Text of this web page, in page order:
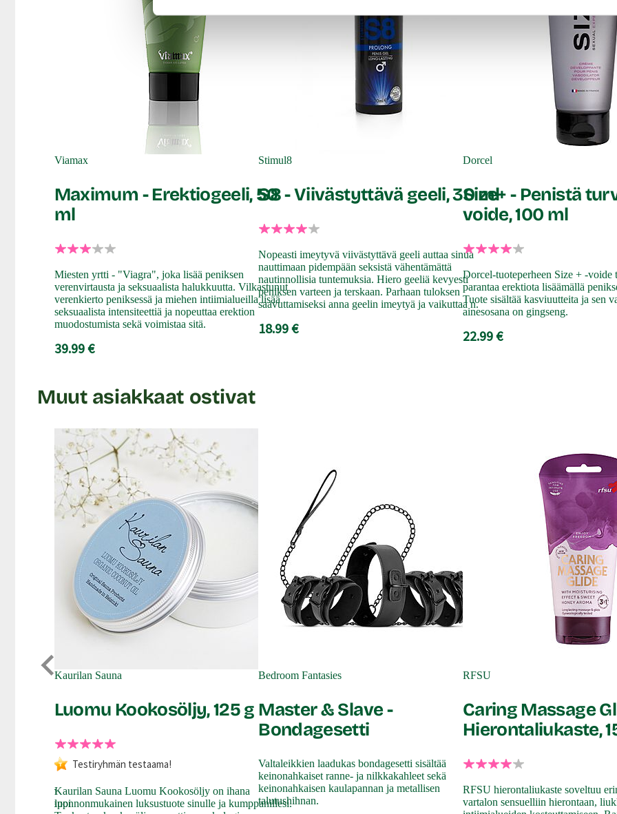
Viamax
Maximum - Erektiogeeli, 50
ml
Miesten yrtti - "Viagra", joka lisää peniksen
verenvirtausta ja seksuaalista halukkuutta. Vilkastunut
verenkierto peniksessä ja miehen intiimialueilla lisää
seksuaalista intensiteettiä ja nopeuttaa erektion
muodostumista sekä voimistaa sitä.
39.99 €
Stimul8
S8 - Viivästyttävä geeli, 30 ml
Nopeasti imeytyvä viivästyttävä geeli auttaa sinua
nauttimaan pidempään seksistä vähentämättä
nautinnollisia tuntemuksia. Hiero geeliä kevyesti
peniksen varteen ja terskaan. Parhaan tuloksen
saavuttamiseksi anna geelin imeytyä ja vaikuttaa n.
18.99 €
Dorcel
Size+ - Penistä
voide, 100 ml
Dorcel-tuoteperheen Size + -voide
parantaa erektiota lisäämällä
Tuote sisältää kasviuutteita ja sen
ainesosana on gingseng.
22.99 €
Muut asiakkaat ostivat
saa hymyn
anaalitappi
Kaurilan Sauna
Luomu Kookosöljy, 125 g
Testiryhmän testaama!
Kaurilan Sauna Luomu Kookosöljy on ihana
luonnonmukainen luksustuote sinulle ja kumppanillesi.
Bedroom Fantasies
Master & Slave -
Bondagesetti
Valtaleikkien laadukas bondagesetti sisältää
keinonahkaiset ranne- ja nilkkakahleet sekä
keinonahkaisen kaulapannan ja metallisen
talutushihnan.
RFSU
Caring Massage
Hierontaliukaste,
RFSU hierontaliukaste soveltuu
vartalon sensuelliin hierontaan,